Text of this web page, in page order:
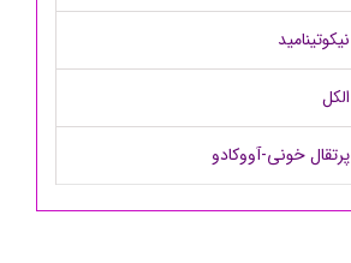
نیکوتینامید
الکل
پرتقال خونی-آووکادو